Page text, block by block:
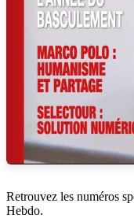
Retrouvez les numéros
Hebdo.